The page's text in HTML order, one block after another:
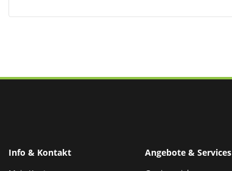
Info & Kontakt Angebote & Services